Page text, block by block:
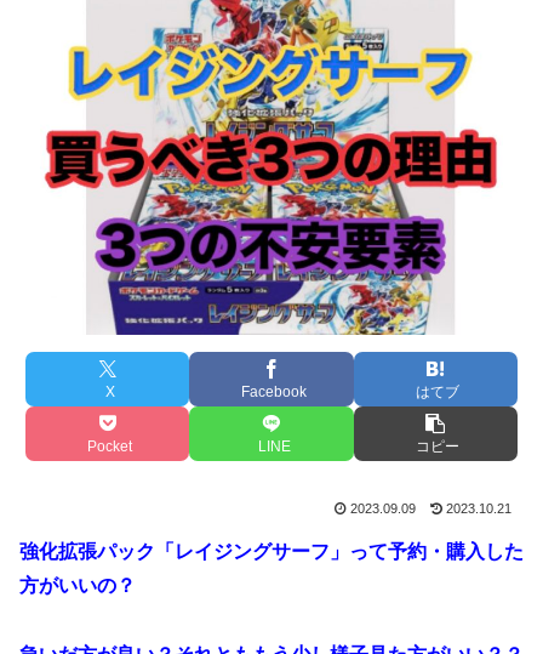
X Facebook はてブ
Pocket LINE コピー
2023.09.09 2023.10.21
強化拡張パック「レイジングサーフ」って予約・購入した
方がいいの？